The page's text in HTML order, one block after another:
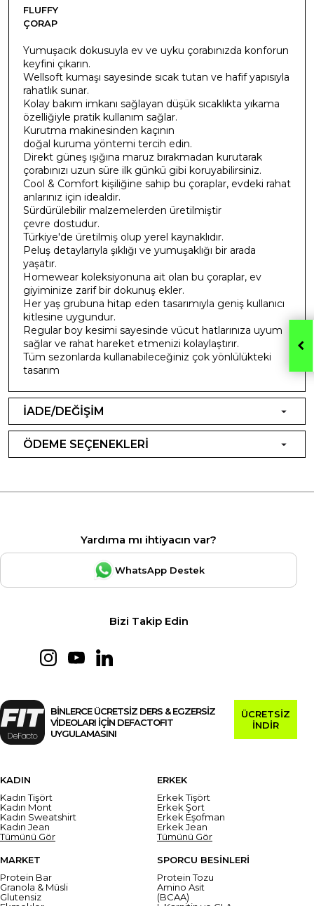
FLUFFY
ÇORAP
Yumuşacık dokusuyla ev ve uyku çorabınızda konforun
keyfini çıkarın.
Wellsoft kumaşı sayesinde sıcak tutan ve hafif yapısıyla
rahatlık sunar.
Kolay bakım imkanı sağlayan düşük sıcaklıkta yıkama
özelliğiyle pratik kullanım sağlar.
Kurutma makinesinden kaçının
doğal kuruma yöntemi tercih edin.
Direkt güneş ışığına maruz bırakmadan kurutarak
çorabınızı uzun süre ilk günkü gibi koruyabilirsiniz.
Cool & Comfort kişiliğine sahip bu çoraplar, evdeki rahat
anlarınız için idealdir.
Sürdürülebilir malzemelerden üretilmiştir
çevre dostudur.
Türkiye'de üretilmiş olup yerel kaynaklıdır.
Peluş detaylarıyla şıklığı ve yumuşaklığı bir arada
yaşatır.
Homewear koleksiyonuna ait olan bu çoraplar, ev
giyiminize zarif bir dokunuş ekler.
Her yaş grubuna hitap eden tasarımıyla geniş kullanıcı
kitlesine uygundur.
Regular boy kesimi sayesinde vücut hatlarınıza uyum
sağlar ve rahat hareket etmenizi kolaylaştırır.
Tüm sezonlarda kullanabileceğiniz çok yönlülükteki
tasarım
İADE/DEĞİŞİM
ÖDEME SEÇENEKLERİ
Yardıma mı ihtiyacın var?
WhatsApp Destek
Bizi Takip Edin
BİNLERCE ÜCRETSİZ DERS & EGZERSİZ
VİDEOLARI İÇİN DEFACTOFIT
UYGULAMASINI
ÜCRETSİZ
İNDİR
KADIN
Kadın Tişört
Kadın Mont
Kadın Sweatshirt
Kadın Jean
Tümünü Gör
ERKEK
Erkek Tişört
Erkek Şort
Erkek Eşofman
Erkek Jean
Tümünü Gör
MARKET
Protein Bar
Granola & Müsli
Glutensiz
SPORCU BESİNLERİ
Protein Tozu
Amino Asit
(BCAA)